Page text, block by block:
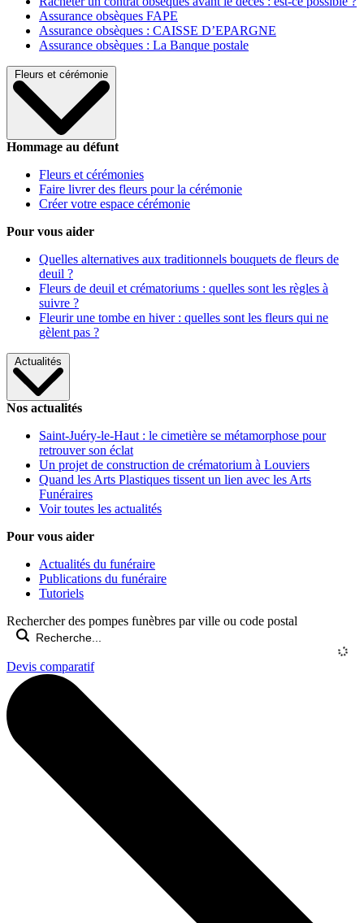
Assurance obsèques FAPE
Assurance obsèques : CAISSE D’EPARGNE
Assurance obsèques : La Banque postale
Fleurs et cérémonie
Hommage au défunt
Fleurs et cérémonies
Faire livrer des fleurs pour la cérémonie
Créer votre espace cérémonie
Pour vous aider
Quelles alternatives aux traditionnels bouquets de fleurs de
deuil ?
Fleurs de deuil et crématoriums : quelles sont les règles à
suivre ?
Fleurir une tombe en hiver : quelles sont les fleurs qui ne
gèlent pas ?
Actualités
Nos actualités
Saint-Juéry-le-Haut : le cimetière se métamorphose pour
retrouver son éclat
Un projet de construction de crématorium à Louviers
Quand les Arts Plastiques tissent un lien avec les Arts
Funéraires
Voir toutes les actualités
Pour vous aider
Actualités du funéraire
Publications du funéraire
Tutoriels
Rechercher des pompes funèbres par ville ou code postal
Devis comparatif